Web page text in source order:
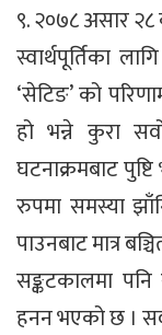
९. २०७८ असार
स्वार्थपूर्तिका
‘सेटिङ’ को
हो भन्ने कुरा
घटनाक्रमबाट
रुपमा समस्या
पाउनबाट मात्र
सङ्कटकालमा
हनन भएको छ ।